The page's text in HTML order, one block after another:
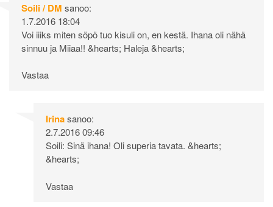
Soili / DM sanoo:
1.7.2016 18:04
Voi iiiks miten söpö tuo kisuli on, en kestä. Ihana oli nähä
sinnuu ja Miiaa!! &hearts; Haleja &hearts;
Vastaa
Irinasanoo:
2.7.2016 09:46
Soili: Sinä ihana! Oli superia tavata. &hearts;
&hearts;
Vastaa